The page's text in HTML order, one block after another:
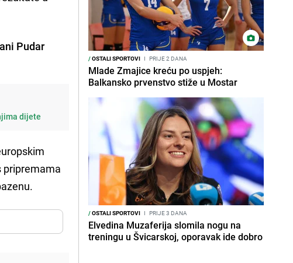
Pudar
dijete
pripremama
/OSTALI SPORTOVI I PRIJE 2 DANA
Mlade Zmajice kreću po uspjeh:
Balkansko prvenstvo stiže u Mostar
/OSTALI SPORTOVI I PRIJE 3 DANA
Elvedina Muzaferija slomila nogu na
treningu u Švicarskoj, oporavak ide dobro